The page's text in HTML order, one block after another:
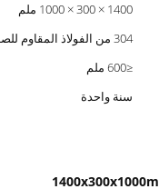
1400 × 300 × 1000 ملم
304 من الفولاذ المقاوم للصدأ
≤600 ملم
سنة واحدة